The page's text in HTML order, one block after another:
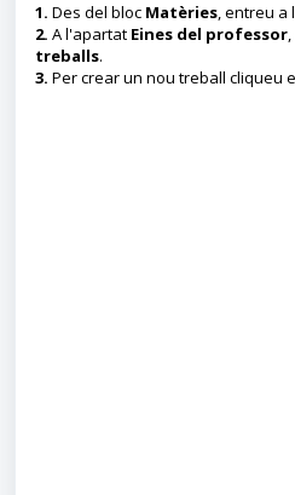
1. Des del bloc Matèries, entreu a
2. A l'apartat Eines del professor
treballs.
3. Per crear un nou treball cliqueu